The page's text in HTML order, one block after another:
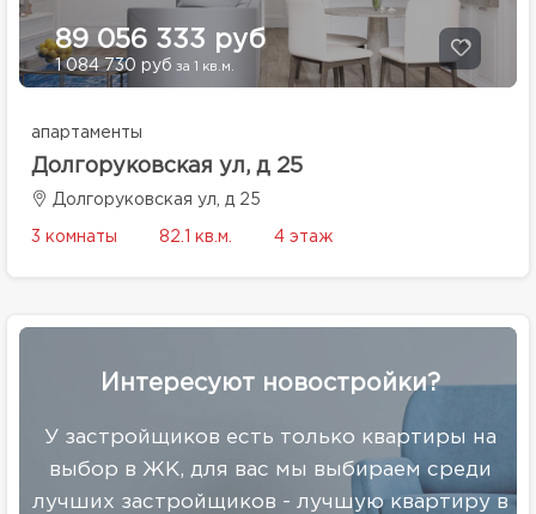
89 056 333 руб
1 084 730 руб за 1 кв.м.
апартаменты
Долгоруковская ул, д 25
Долгоруковская ул, д 25
3 комнаты 82.1 кв.м. 4 этаж
Интересуют новостройки?
У застройщиков есть только квартиры на
выбор в ЖК, для вас мы выбираем среди
лучших застройщиков - лучшую квартиру в